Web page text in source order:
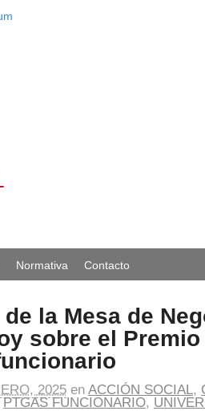
Normativa Contacto
la Mesa de
sobre el
2025 en ACCIÓN SOCIAL,
PTGAS FUNCIONARIO,